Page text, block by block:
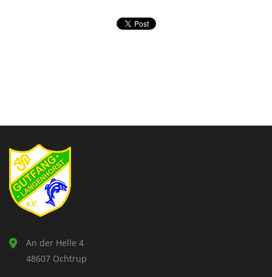
An der Helle 4
48607 Ochtrup